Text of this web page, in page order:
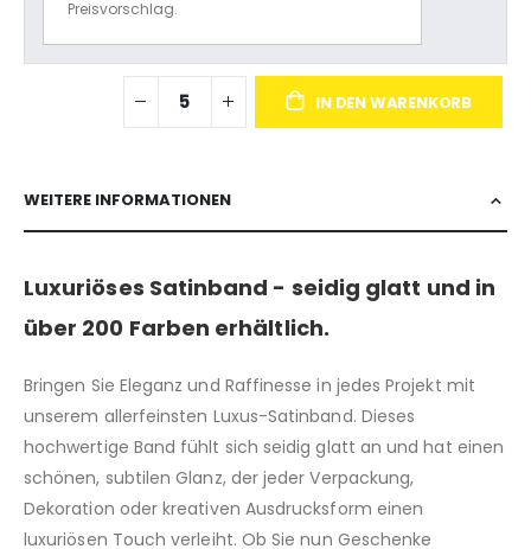
Preisvorschlag.
IN DEN WARENKORB
WEITERE INFORMATIONEN
Luxuriöses Satinband - seidig glatt und in
über 200 Farben erhältlich.
Bringen Sie Eleganz und Raffinesse in jedes Projekt mit
unserem allerfeinsten Luxus-Satinband. Dieses
hochwertige Band fühlt sich seidig glatt an und hat einen
schönen, subtilen Glanz, der jeder Verpackung,
Dekoration oder kreativen Ausdrucksform einen
luxuriösen Touch verleiht. Ob Sie nun Geschenke